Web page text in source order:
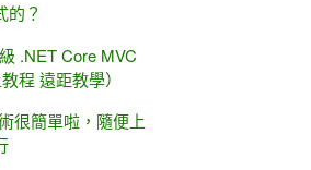
的？
.NET Core MVC
程 遠距教學）
很簡單啦，隨便上